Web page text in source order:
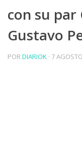
con su
Gustavo
PORDIARIOK · 7